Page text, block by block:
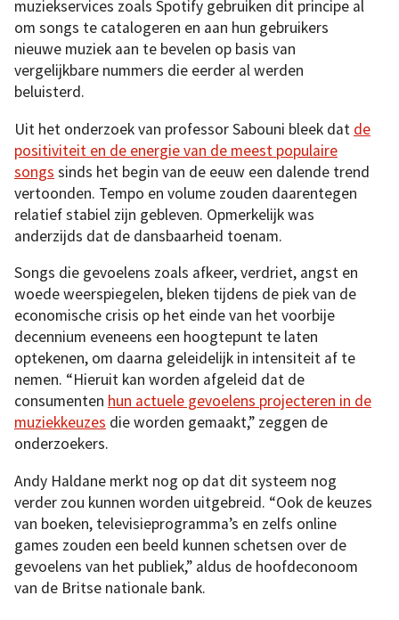
muziekservices zoals Spotify gebruiken dit principe al
om songs te catalogeren en aan hun gebruikers
nieuwe muziek aan te bevelen op basis van
vergelijkbare nummers die eerder al werden
beluisterd.
Uit het onderzoek van professor Sabouni bleek dat de
positiviteit en de energie van de meest populaire
songs sinds het begin van de eeuw een dalende trend
vertoonden. Tempo en volume zouden daarentegen
relatief stabiel zijn gebleven. Opmerkelijk was
anderzijds dat de dansbaarheid toenam.
Songs die gevoelens zoals afkeer, verdriet, angst en
woede weerspiegelen, bleken tijdens de piek van de
economische crisis op het einde van het voorbije
decennium eveneens een hoogtepunt te laten
optekenen, om daarna geleidelijk in intensiteit af te
nemen. “Hieruit kan worden afgeleid dat de
consumenten hun actuele gevoelens projecteren in de
muziekkeuzes die worden gemaakt,” zeggen de
onderzoekers.
Andy Haldane merkt nog op dat dit systeem nog
verder zou kunnen worden uitgebreid. “Ook de keuzes
van boeken, televisieprogramma’s en zelfs online
games zouden een beeld kunnen schetsen over de
gevoelens van het publiek,” aldus de hoofdeconoom
van de Britse nationale bank.